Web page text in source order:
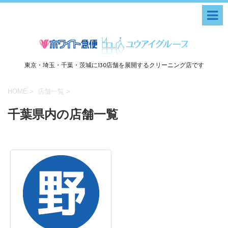
東京・埼玉・千葉・茨城に130店舗を展開するクリーニング店です
HOME > 店舗一覧 >
千葉県内の店舗一覧